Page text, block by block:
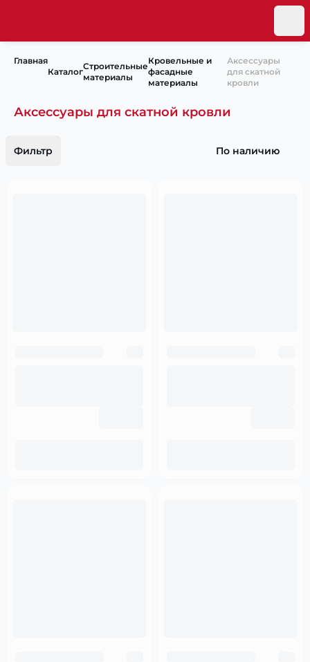
Главная
Каталог
Строительные
материалы
Кровельные и
фасадные
материалы
Аксессуары
для скатной
кровли
Аксессуары для скатной кровли
Фильтр По наличию